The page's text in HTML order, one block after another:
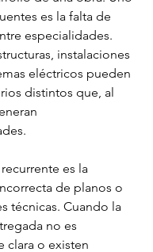
es la falta de
especialidades.
instalaciones
eléctricos pueden
distintos que, al
es la
de planos o
técnicas. Cuando la
no es
clara o existen